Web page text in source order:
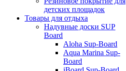
детских площадок
Товары для отдыха
Надувные доски SUP
Board
Aloha Sup-Board
Aqua Marina Sup-
Board